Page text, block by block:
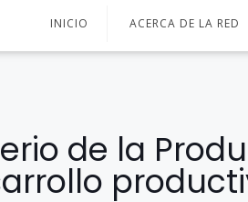
INICIO ACERCA DE LA RED
de la